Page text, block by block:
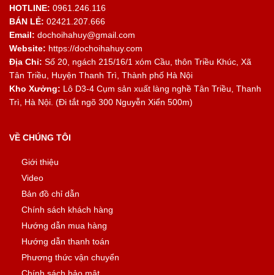
HOTLINE: 0961.246.116
BÁN LẺ: 02421.207.666
Email: dochoihahuy@gmail.com
Website: https://dochoihahuy.com
Địa Chỉ: Số 20, ngách 215/16/1 xóm Cầu, thôn Triều Khúc, Xã
Tân Triều, Huyện Thanh Trì, Thành phố Hà Nội
Kho Xưởng: Lô D3-4 Cụm sản xuất làng nghề Tân Triều, Thanh
Trì, Hà Nội. (Đi tắt ngõ 300 Nguyễn Xiển 500m)
VỀ CHÚNG TÔI
Giới thiệu
Video
Bản đồ chỉ dẫn
Chính sách khách hàng
Hướng dẫn mua hàng
Hướng dẫn thanh toán
Phương thức vận chuyển
Chính sách bảo mật